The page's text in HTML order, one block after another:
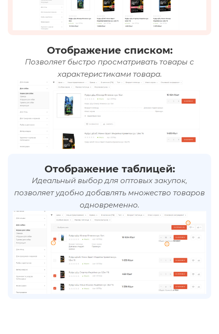
Отображение списком:
Позволяет быстро просматривать товары с
характеристиками товара.
Отображение таблицей:
Идеальный выбор для оптовых закупок,
позволяет удобно добавлять множество товаров
одновременно.